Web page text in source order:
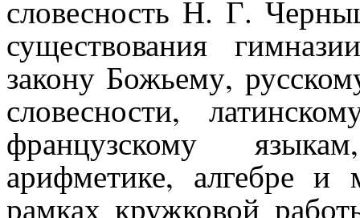
словесность Н. Г.
существования
закону Божьему,
словесности,
французскому
арифметике, алгебре
рамках кружковой